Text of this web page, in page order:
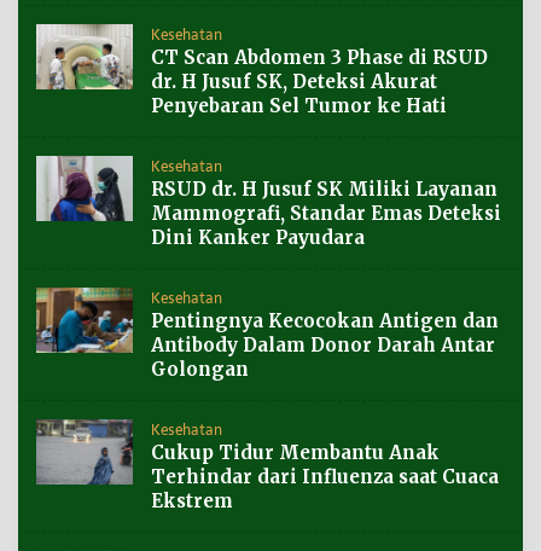
Kesehatan
CT Scan Abdomen 3 Phase di RSUD
dr. H Jusuf SK, Deteksi Akurat
Penyebaran Sel Tumor ke Hati
Kesehatan
RSUD dr. H Jusuf SK Miliki Layanan
Mammografi, Standar Emas Deteksi
Dini Kanker Payudara
Kesehatan
Pentingnya Kecocokan Antigen dan
Antibody Dalam Donor Darah Antar
Golongan
Kesehatan
Cukup Tidur Membantu Anak
Terhindar dari Influenza saat Cuaca
Ekstrem